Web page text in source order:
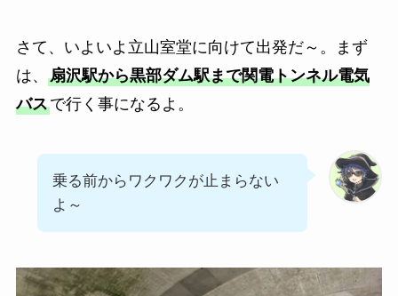
さて、いよいよ立山室堂に向けて出発だ～。まず
は、 扇沢駅から黒部ダム駅まで関電トンネル電気
バスで行く事になるよ。
乗る前からワクワクが止まらない
よ～